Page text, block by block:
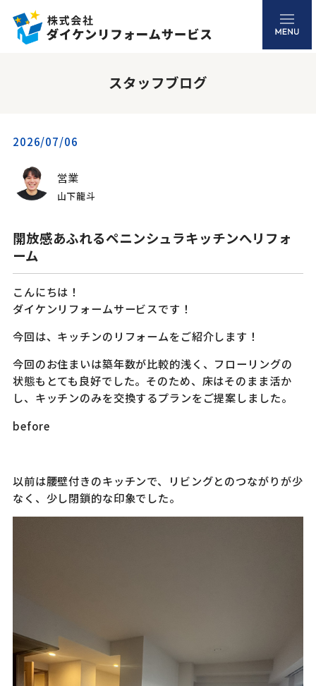
スタッフブログ
2026/07/06
営業
山下龍斗
開放感あふれるペニンシュラキッチンへリフォ
ーム
こんにちは！
ダイケンリフォームサービスです！
今回は、キッチンのリフォームをご紹介します！
今回のお住まいは築年数が比較的浅く、フローリングの
状態もとても良好でした。そのため、床はそのまま活か
し、キッチンのみを交換するプランをご提案しました。
before
以前は腰壁付きのキッチンで、リビングとのつながりが少
なく、少し閉鎖的な印象でした。